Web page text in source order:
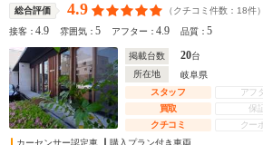
総合評価 4.9 （クチコミ件数： 18件）
接客：4.9 雰囲気：5 アフター：4.9 品質：5
掲載台数 20台
所在地
岐阜県
スタッフ
アフ
買取
保証
クチコミ
クー
カーセンサー認定車
購入プラン付き車両